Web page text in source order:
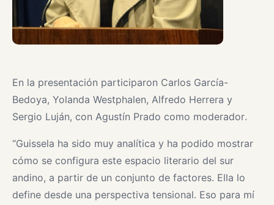
En la presentación participaron Carlos García-
Bedoya, Yolanda Westphalen, Alfredo Herrera y
Sergio Luján, con Agustín Prado como moderador.
“Guissela ha sido muy analítica y ha podido mostrar
cómo se configura este espacio literario del sur
andino, a partir de un conjunto de factores. Ella lo
define desde una perspectiva tensional. Eso para mí